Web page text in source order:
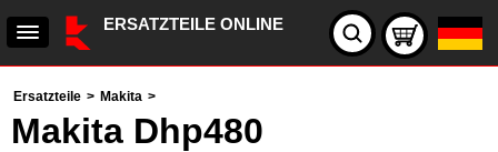
ERSATZTEILE ONLINE
Ersatzteile > Makita >
Makita Dhp480